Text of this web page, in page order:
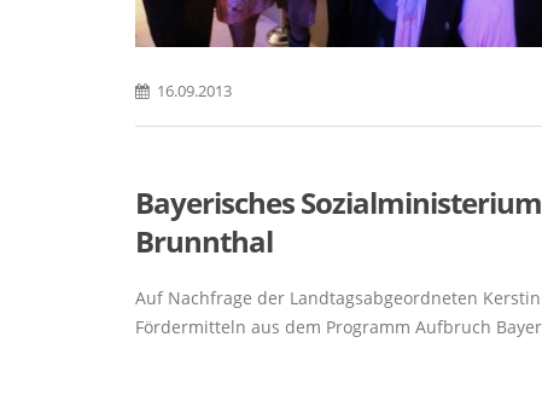
16.09.2013
Bayerisches
Brunnthal
Auf Nachfrage der Landtagsabgeordneten
Fördermitteln aus dem Programm Aufbruch